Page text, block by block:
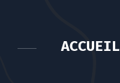
ACCUEIL